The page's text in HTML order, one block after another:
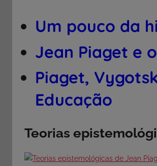
Um pouco da
Jean Piaget e
Piaget,
Educação
Teorias